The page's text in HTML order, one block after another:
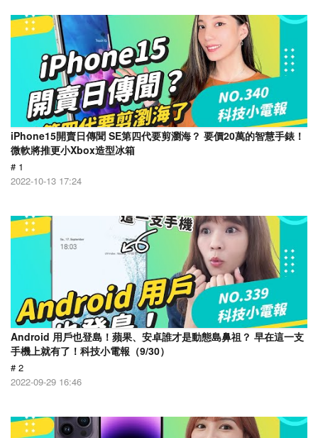
iPhone15開賣日傳聞 SE第四代要剪瀏海？ 要價20萬的智慧手錶！
微軟將推更小Xbox造型冰箱
# 1
2022-10-13 17:24
Android 用戶也登島！蘋果、安卓誰才是動態島鼻祖？ 早在這一支
手機上就有了！科技小電報（9/30）
# 2
2022-09-29 16:46